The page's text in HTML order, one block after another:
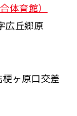
体育館）
広丘郷原
ヶ原口交差